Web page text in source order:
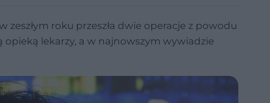
roku przeszła dwie operacje z powodu
lekarzy, a w najnowszym wywiadzie